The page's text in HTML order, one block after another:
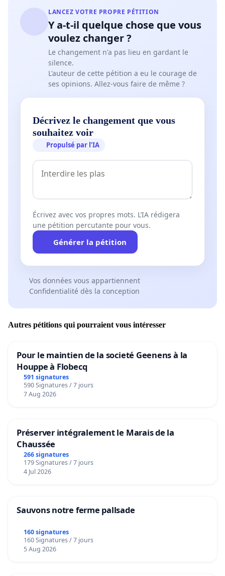
LANCEZ VOTRE PROPRE PÉTITION
Y a-t-il quelque chose que vous
voulez changer ?
Le changement n'a pas lieu en gardant le
silence.
L'auteur de cette pétition a eu le courage de
ses opinions. Allez-vous faire de même ?
Décrivez le changement que vous
souhaitez voir
Propulsé par l’IA
Écrivez avec vos propres mots. L’IA rédigera
une pétition percutante pour vous.
Générer la pétition
Vos données vous appartiennent
Confidentialité dès la conception
Autres pétitions qui pourraient vous intéresser
Pour le maintien de la societé Geenens à la
Houppe à Flobecq
591 signatures
590 Signatures / 7 jours
7 Aug 2026
Préserver intégralement le Marais de la
Chaussée
266 signatures
179 Signatures / 7 jours
4 Jul 2026
Sauvons notre ferme pallsade
160 signatures
160 Signatures / 7 jours
5 Aug 2026